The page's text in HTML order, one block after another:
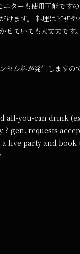
ターも使用可能です
けます。 料理はピザ
せていても大丈夫です
ル料が発生しますの
all-you-can drink
gen. requests
live party and book